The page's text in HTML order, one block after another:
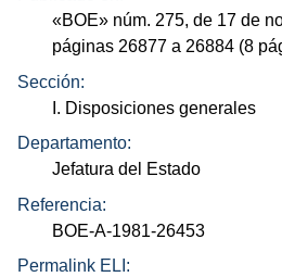
«BOE» núm. 275, de 17 de
páginas 26877 a 26884 (8
Sección:
I. Disposiciones generales
Departamento:
Jefatura del Estado
Referencia:
BOE-A-1981-26453
Permalink ELI: